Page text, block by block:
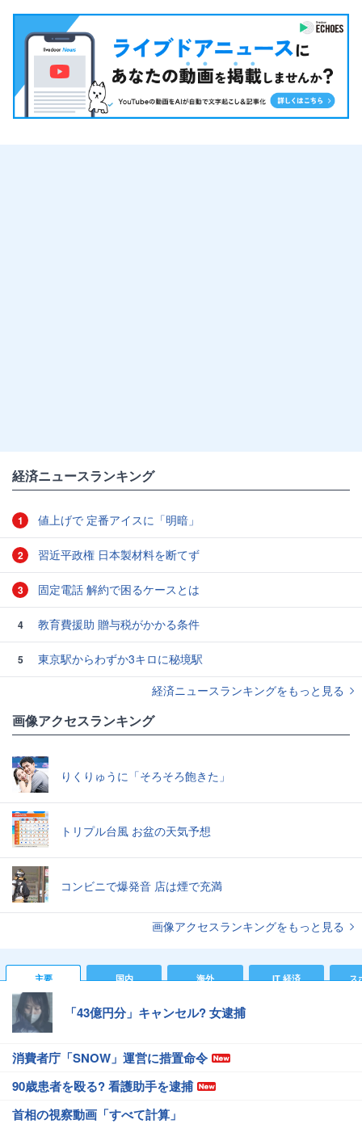
経済ニュースランキング
1 値上げで 定番アイスに「明暗」
2 習近平政権 日本製材料を断てず
3 固定電話 解約で困るケースとは
4 教育費援助 贈与税がかかる条件
5
東京駅からわずか3キロに秘境駅
経済ニュースランキングをもっと見る
画像アクセスランキング
りくりゅうに「そろそろ飽きた」
トリプル台風 お盆の天気予想
コンビニで爆発音 店は煙で充満
画像アクセスランキングをもっと見る
主要 国内 海外 IT 経済 ス
「43億円分」キャンセル? 女逮捕
消費者庁「SNOW」運営に措置命令
90歳患者を殴る? 看護助手を逮捕
首相の視察動画「すべて計算」